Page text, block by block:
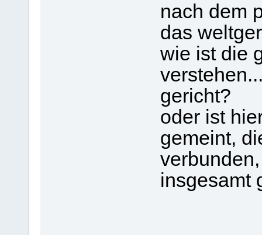
nach dem
das
wie ist die
gericht?
oder ist
gemeint,
verbunden,
insgesamt